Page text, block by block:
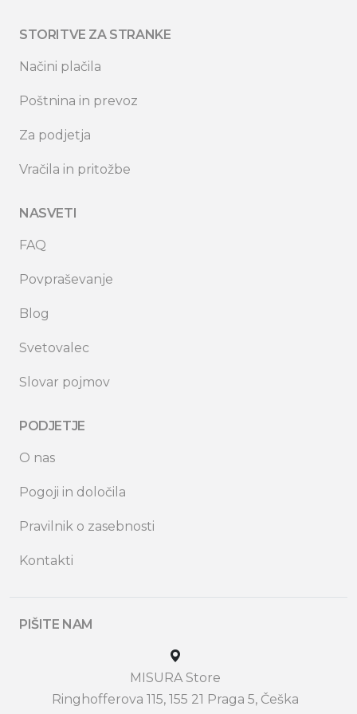
STORITVE ZA STRANKE
Načini plačila
Poštnina in prevoz
Za podjetja
Vračila in pritožbe
NASVETI
FAQ
Povpraševanje
Blog
Svetovalec
Slovar pojmov
PODJETJE
O nas
Pogoji in določila
Pravilnik o zasebnosti
Kontakti
PIŠITE NAM
MISURA Store
Ringhofferova 115, 155 21 Praga 5, Češka